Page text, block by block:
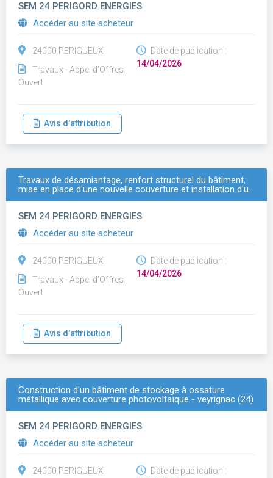
SEM 24 PERIGORD ENERGIES
Accéder au site acheteur
24000 PERIGUEUX
Travaux - Appel d'Offres
Ouvert
Date de publication :
14/04/2026
Avis d'attribution
Travaux de désamiantage, renfort structurel du bâtiment,
mise en place d'une nouvelle couverture et installation d'u…
SEM 24 PERIGORD ENERGIES
Accéder au site acheteur
24000 PERIGUEUX
Travaux - Appel d'Offres
Ouvert
Date de publication :
14/04/2026
Avis d'attribution
Construction d'un bâtiment de stockage à ossature
métallique avec couverture photovoltaïque - veyrignac (24)
SEM 24 PERIGORD ENERGIES
Accéder au site acheteur
24000 PERIGUEUX
Date de publication :